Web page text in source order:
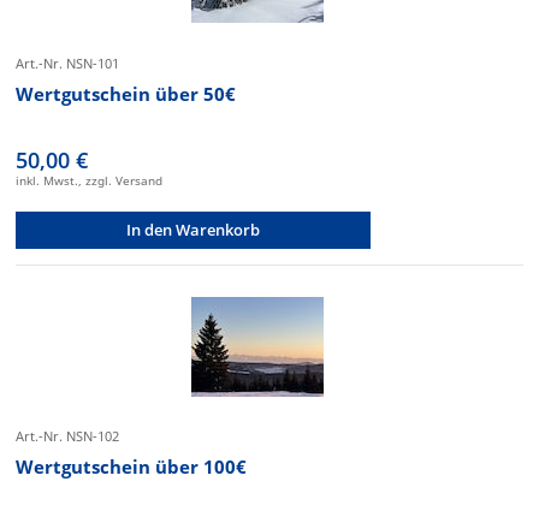
Art.-Nr. NSN-101
Wertgutschein über 50€
50,00 €
inkl. Mwst., zzgl. Versand
In den Warenkorb
Art.-Nr. NSN-102
Wertgutschein über 100€